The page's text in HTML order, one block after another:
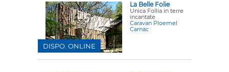
La Belle Folie
Unica Follia in terre
incantate
Caravan Ploemel
Carnac
DISPO. ONLINE